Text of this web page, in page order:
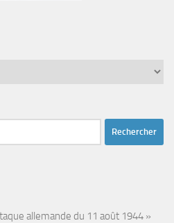
allemande du 11 août 1944 »